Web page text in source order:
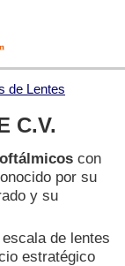
de Lentes
C.V.
con
por su
y su
de lentes
estratégico